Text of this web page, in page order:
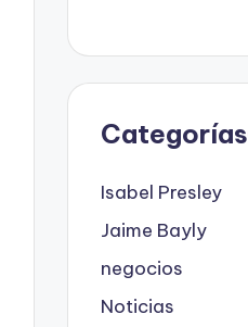
Categorías
Isabel Presley
Jaime Bayly
negocios
Noticias